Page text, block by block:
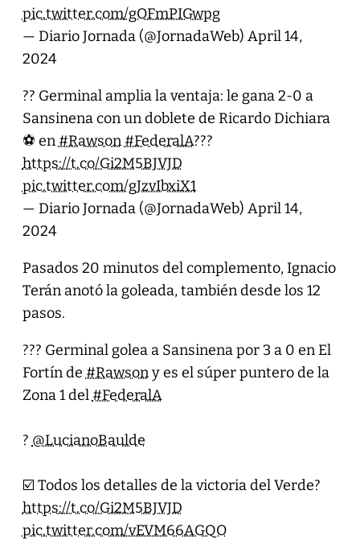
pic.twitter.com/gOFmPIGwpg
— Diario Jornada (@JornadaWeb) April 14,
2024
?? Germinal amplia la ventaja: le gana 2-0 a
Sansinena con un doblete de Ricardo Dichiara
⚽️ en #Rawson #FederalA???
https://t.co/Gi2M5BJVJD
pic.twitter.com/gJzvIbxiX1
— Diario Jornada (@JornadaWeb) April 14,
2024
Pasados 20 minutos del complemento, Ignacio
Terán anotó la goleada, también desde los 12
pasos.
??? Germinal golea a Sansinena por 3 a 0 en El
Fortín de #Rawsony es el súper puntero de la
Zona 1 del #FederalA
? @LucianoBaulde
☑️ Todos los detalles de la victoria del Verde?
https://t.co/Gi2M5BJVJD
pic.twitter.com/vEVM66AGQO